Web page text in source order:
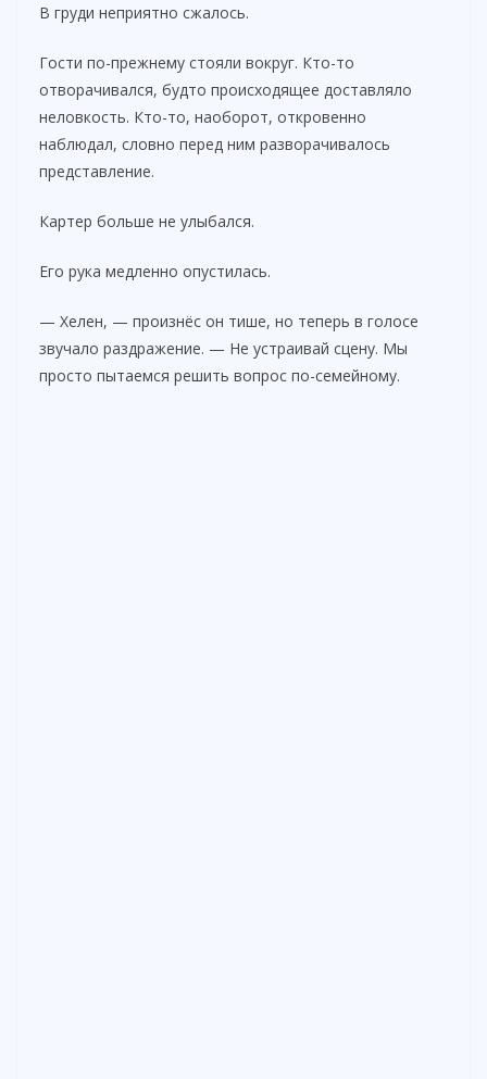
В груди неприятно сжалось.
Гости по-прежнему стояли вокруг. Кто-то
отворачивался, будто происходящее доставляло
неловкость. Кто-то, наоборот, откровенно
наблюдал, словно перед ним разворачивалось
представление.
Картер больше не улыбался.
Его рука медленно опустилась.
— Хелен, — произнёс он тише, но теперь в голосе
звучало раздражение. — Не устраивай сцену. Мы
просто пытаемся решить вопрос по-семейному.